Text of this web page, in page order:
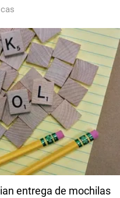
entrega de mochilas